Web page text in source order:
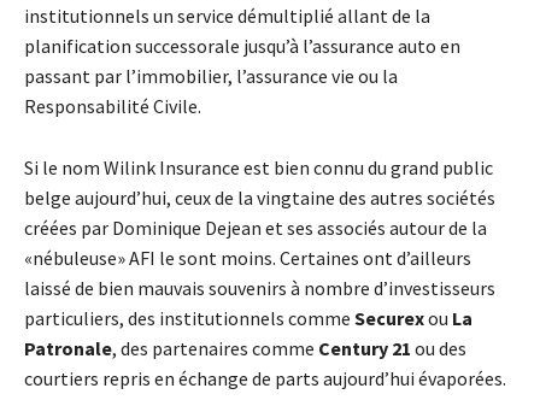
institutionnels un service démultiplié allant de la
planification successorale jusqu’à l’assurance auto en
passant par l’immobilier, l’assurance vie ou la
Responsabilité Civile.
Si le nom Wilink Insurance est bien connu du grand public
belge aujourd’hui, ceux de la vingtaine des autres sociétés
créées par Dominique Dejean et ses associés autour de la
«nébuleuse» AFI le sont moins. Certaines ont d’ailleurs
laissé de bien mauvais souvenirs à nombre d’investisseurs
particuliers, des institutionnels comme Securexou La
Patronale, des partenaires comme Century 21 ou des
courtiers repris en échange de parts aujourd’hui évaporées.